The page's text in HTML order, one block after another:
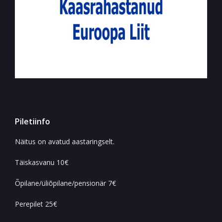
Piletiinfo
Näitus on avatud aastaringselt.
Täiskasvanu 10€
Õpilane/üliõpilane/pensionär 7€
Perepilet 25€